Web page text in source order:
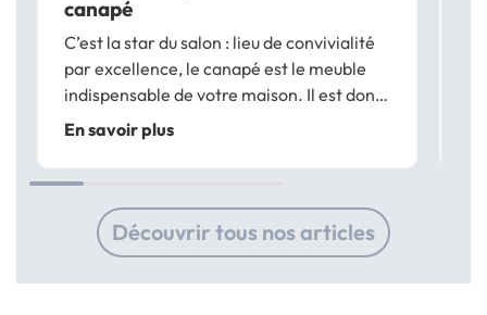
canapé
C’est la star du salon : lieu de convivialité
par excellence, le canapé est le meuble
indispensable de votre maison. Il est donc
normal de vouloir le choisir avec soin pour
qu’il s’intègre parfaitement à votre
intérieur et vous apporte confort et...
En savoir plus
Découvrir tous nos articles